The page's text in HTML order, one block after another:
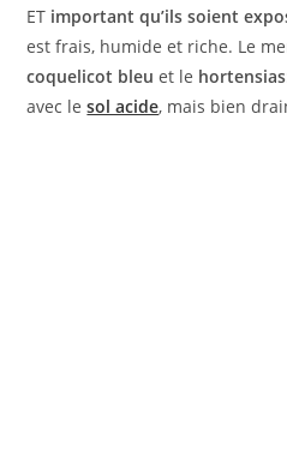
ET important qu’ils soient
est frais, humide et riche. Le
coquelicot bleu et le hortensias
avec lesol acide, mais bien